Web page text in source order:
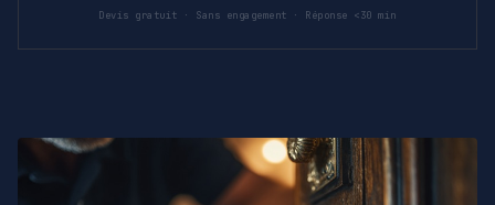
Devis gratuit · Sans engagement · Réponse <30 min